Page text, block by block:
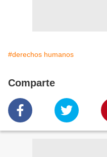
#derechos humanos
Comparte